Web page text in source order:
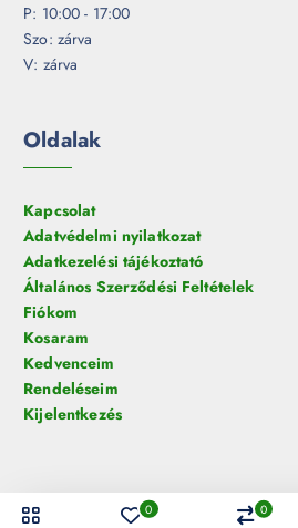
P: 10:00 - 17:00
Szo: zárva
V: zárva
Oldalak
Kapcsolat
Adatvédelmi nyilatkozat
Adatkezelési tájékoztató
Általános Szerződési Feltételek
Fiókom
Kosaram
Kedvenceim
Rendeléseim
Kijelentkezés
0 0